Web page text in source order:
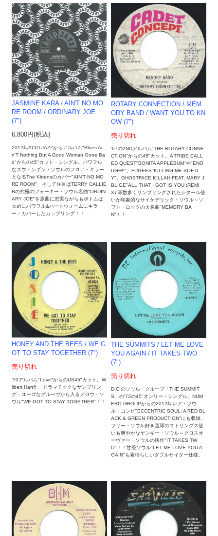
JASMINE KARA / AIN'T NO MO
RE ROOM / ORDINARY JOE
(7")
6,800円(税込)
2012年ACID JAZZからアルバム"Blues Ai
n'T Nothing But A Good Woman Gone Ba
d"からの45"カット・シングル。パワフル
なスウィンギン・ソウルのフロア・キラー
となるThe Kittensのカバー"AIN'T NO MO
RE ROOM"、そして注目はTERRY CALLIE
Rの究極のフォーキー・ソウル名曲"ORDIN
ARY JOE"を原曲に忠実ながらもボトムは
太めにパワフル&ハートウォームにキラ
ー・カバーしたカップリング！！
ROTARY CONNECTION ‎/ MEM
ORY BAND / WANT YOU TO KN
OW (7")
売り切れ
'67の2NDアルバム"THE ROTARY CONNE
CTION"からの45"カット。A TRIBE CALL
ED QUEST"BONITA APPLEBUM"や"ENO
UGH!!"、FUGEES"KILLING ME SOFTL
Y"、GHOSTFACE KILLAH FEAT. MARY J.
BLIGE"ALL THAT I GOT IS YOU (REMI
X)"等数多くサンプリングされたシタール使
いが印象的なサイケデリック・ソウル～ソ
フト・ロックの大名曲"MEMORY BA
N"！！
HONEY AND THE BEES / WE G
OT TO STAY TOGETHER (7")
売り切れ
'70アルバム"Love"からのUS45"カット。W
ilbert Hart作、ドラマチックなサンプリン
グ・ユーズなグルーヴから入るメロウ・ソ
ウル"WE GOT TO STAY TOGETHER"！！
THE SUMMITS / LET ME LOVE
YOU AGAIN / IT TAKES TWO
(7")
売り切れ
D.C.のソウル・グループ「THE SUMMIT
S」の'73の45"オンリー・シングル。NUM
ERO GROUPからの2012年レア・ソウ
ル・コンピ"ECCENTRIC SOUL: A RED BL
ACK & GREEN PRODUCTION"にも収録、
フリー・ソウル好き直球のストリングス使
いも爽やかなヤンギー・ソウル～クロスオ
ーヴァー・ソウルの快作"IT TAKES TW
O"！！甘茶ソウル"LET ME LOVE YOU A
GAIN"も素晴らしいダブルサイダー仕様。